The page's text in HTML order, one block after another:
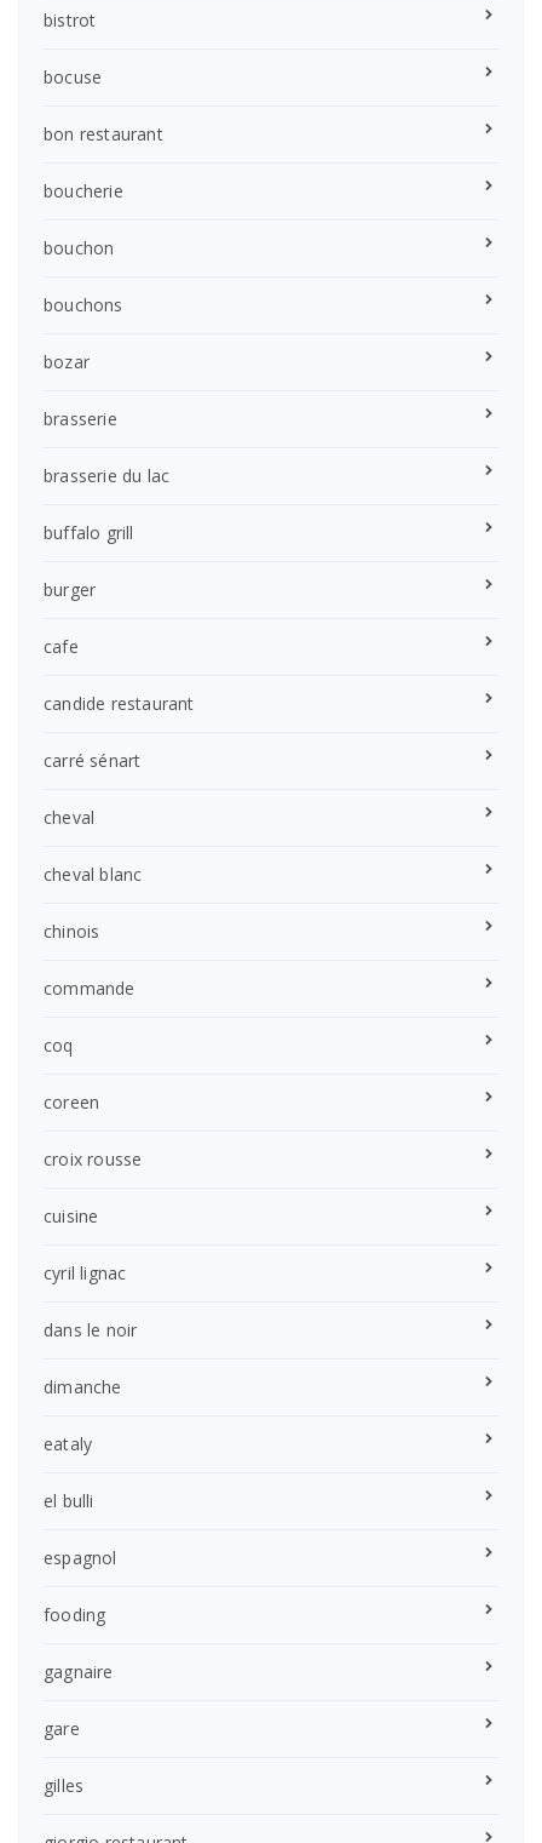
bistrot
bocuse
bon restaurant
boucherie
bouchon
bouchons
bozar
brasserie
brasserie du lac
buffalo grill
burger
cafe
candide restaurant
carré sénart
cheval
cheval blanc
chinois
commande
coq
coreen
croix rousse
cuisine
cyril lignac
dans le noir
dimanche
eataly
el bulli
espagnol
fooding
gagnaire
gare
gilles